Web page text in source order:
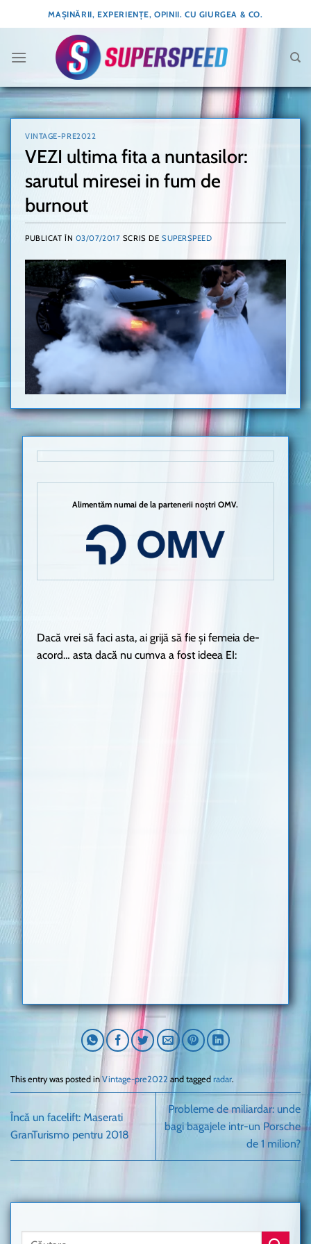
to
MAȘINĂRII, EXPERIENȚE, OPINII. CU GIURGEA & CO.
VINTAGE-PRE2022
VEZI ultima fita a nuntasilor:
sarutul miresei in fum de
burnout
PUBLICAT ÎN 03/07/2017 SCRIS DE SUPERSPEED
Alimentăm numai de la partenerii noștri OMV.
Dacă vrei să faci asta, ai grijă să fie și femeia de-
acord… asta dacă nu cumva a fost ideea EI:
This entry was posted in Vintage-pre2022 and tagged radar.
Încă un facelift: Maserati
GranTurismo pentru 2018
Probleme de miliardar: unde
bagi bagajele intr-un Porsche
de 1 milion?